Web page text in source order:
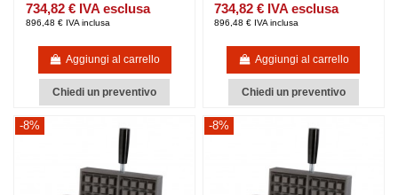
734,82 € IVA esclusa
896,48 € IVA inclusa
Aggiungi al carrello
Chiedi un preventivo
734,82 € IVA esclusa
896,48 € IVA inclusa
Aggiungi al carrello
Chiedi un preventivo
-8% -8%